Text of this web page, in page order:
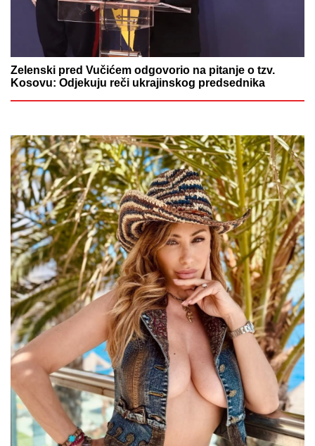
Zelenski pred Vučićem odgovorio na pitanje o tzv.
Kosovu: Odjekuju reči ukrajinskog predsednika